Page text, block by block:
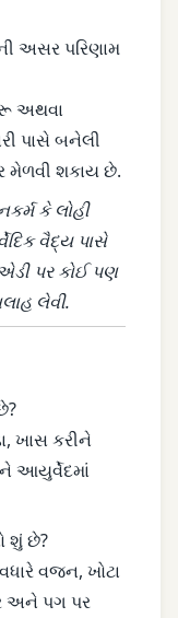
અસર પરિણામ
અથવા
પાસે બનેલી
મેળવી શકાય છે.
કે લોહી
વૈદ્ય પાસે
પર કોઈ પણ
લેવી.
ખાસ કરીને
આયુર્વેદમાં
શું છે?
વજન, ખોટા
અને પગ પર